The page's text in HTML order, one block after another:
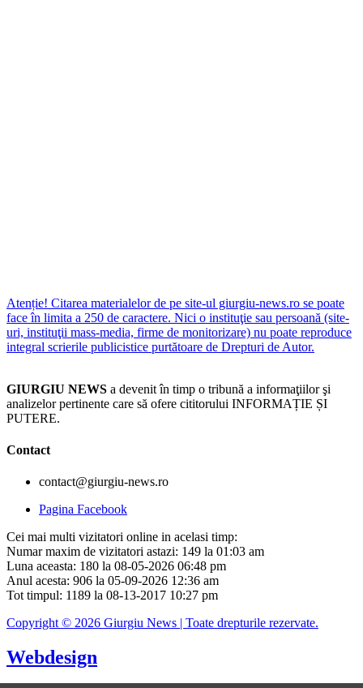
Atenție! Citarea materialelor de pe site-ul giurgiu-news.ro se poate
face în limita a 250 de caractere. Nici o instituţie sau persoană (site-
uri, instituţii mass-media, firme de monitorizare) nu poate reproduce
integral scrierile publicistice purtătoare de Drepturi de Autor.
GIURGIU NEWS a devenit în timp o tribună a informaţiilor şi
analizelor pertinente care să ofere cititorului INFORMAȚIE ȘI
PUTERE.
Contact
contact@giurgiu-news.ro
Pagina Facebook
Cei mai multi vizitatori online in acelasi timp:
Numar maxim de vizitatori astazi: 149 la 01:03 am
Luna aceasta: 180 la 08-05-2026 06:48 pm
Anul acesta: 906 la 05-09-2026 12:36 am
Tot timpul: 1189 la 08-13-2017 10:27 pm
Copyright © 2026 Giurgiu News | Toate drepturile rezervate.
Webdesign